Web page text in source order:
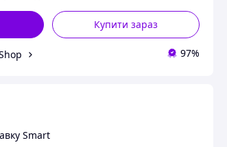
Купити зараз
97%
Smart